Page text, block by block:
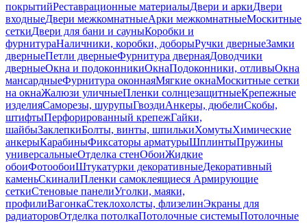
покрытийРеставрационные материалыДвери и аркиДвери
входныеДвери межкомнатныеАрки межкомнатныеМоскитные
сеткиДвери для бани и сауныКоробки и
фурнитураНаличники, коробки, доборыРучки дверныеЗамки
дверныеПетли дверныеФурнитура двернаяДоводчики
дверныеОкна и подоконникиОкнаПодоконники, отливыОкна
мансардныеФурнитура оконнаяМягкие окнаМоскитные сетки
на окнаЖалюзи уличныеПленки солнцезащитныеКрепежные
изделияСаморезы, шурупыГвоздиАнкеры, дюбелиСкобы,
штифтыПерфорированный крепежГайки,
шайбыЗаклепкиБолты, винты, шпилькиХомутыХимические
анкерыКарабиныФиксаторы арматурыШплинтыПружины
универсальныеОтделка стенОбоиЖидкие
обоиФотообоиШтукатурки декоративныеДекоративный
каменьСкиналиПленки самоклеящиеся Армирующие
сеткиСтеновые панелиУголки, маяки,
профилиВагонкаСтеклохолсты, флизелинЭкраны для
радиаторовОтделка потолкаПотолочные системыПотолочные